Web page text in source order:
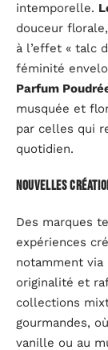
intemporelle.
douceur
à l’effet « talc
féminité
Parfum
musquée et
par celles qui
quotidien.
Nouvelles
Des marques
expériences
notamment
originalité et
collections
gourmandes,
vanille ou au